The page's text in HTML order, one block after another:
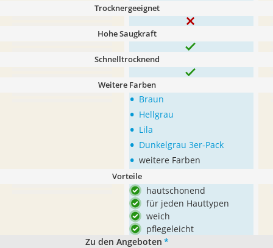
Trocknergeeignet
Hohe Saugkraft
Schnelltrocknend
Weitere Farben
• Braun
• Hellgrau
• Lila
• Dunkelgrau 3er-Pack
• weitere Farben
Vorteile
hautschonend
für jeden Hauttypen
weich
pflegeleicht
Zu den Angeboten *